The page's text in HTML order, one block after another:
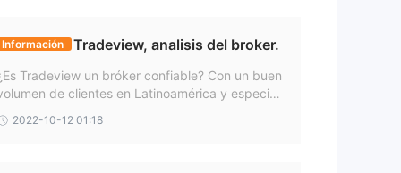
Información Tradeview, analisis del broker.
Tradeview un bróker confiable? Con un buen
de clientes en Latinoamérica y especial
operación como bróker. ¿Qué mercado manej
2022-10-12 01:18